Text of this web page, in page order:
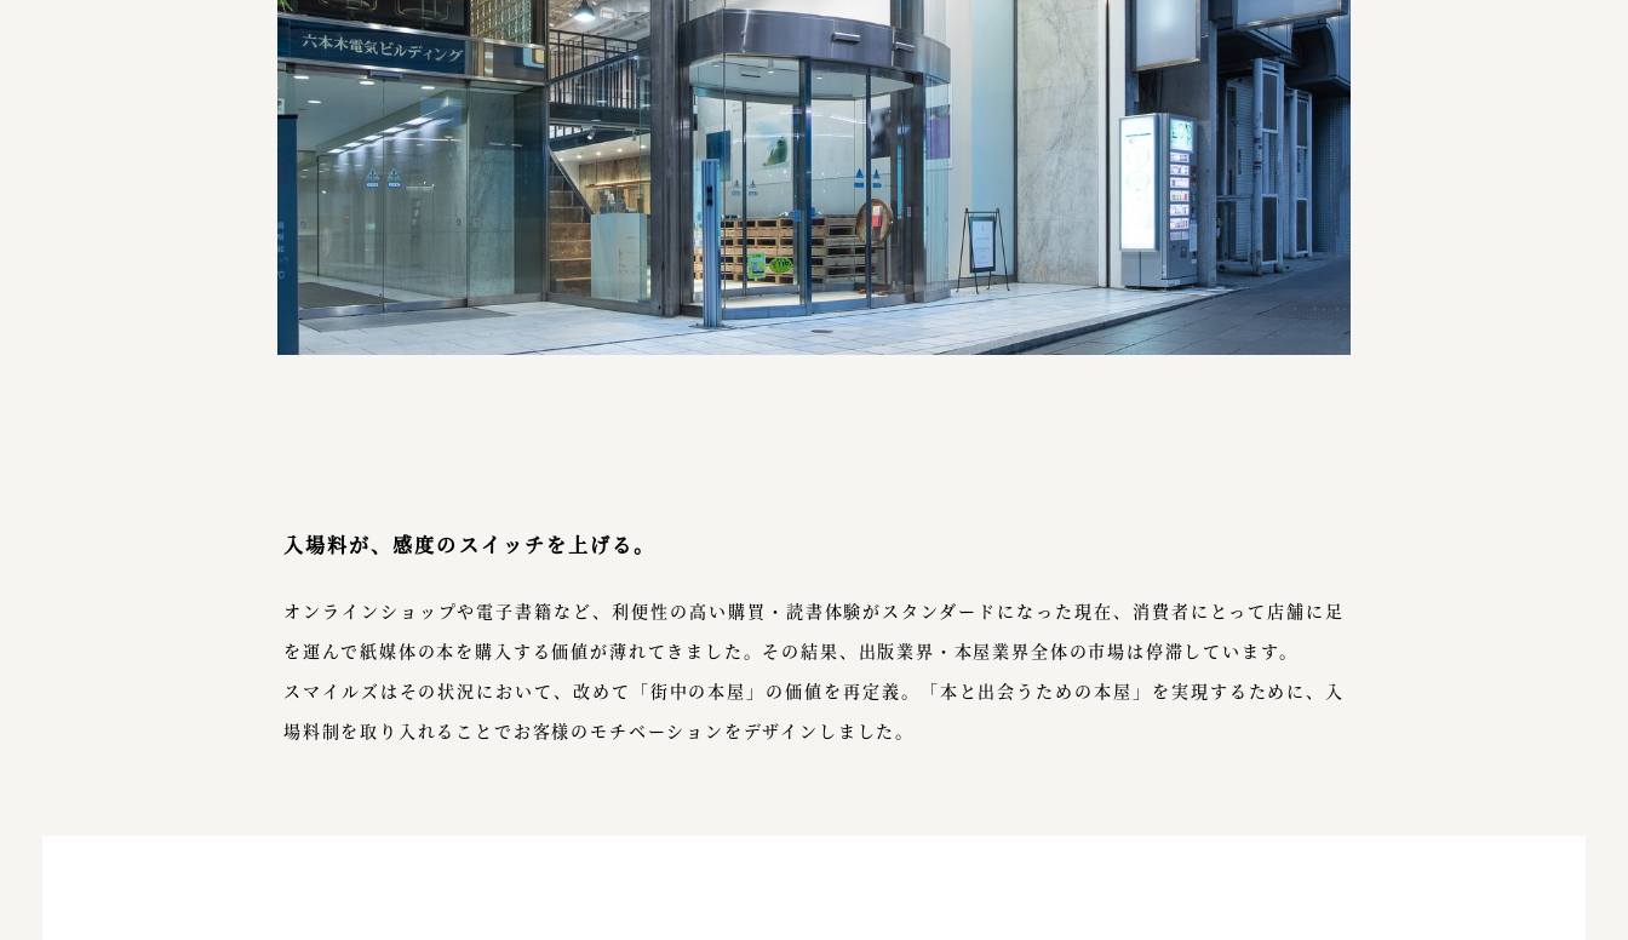
入場料が、感度のスイッチを上げる。
オンラインショップや電子書籍など、利便性の高い購買・読書体験がスタンダードになった現在、消費者にとって店舗に足
を運んで紙媒体の本を購入する価値が薄れてきました。その結果、出版業界・本屋業界全体の市場は停滞しています。
スマイルズはその状況において、改めて「街中の本屋」の価値を再定義。「本と出会うための本屋」を実現するために、入
場料制を取り入れることでお客様のモチベーションをデザインしました。